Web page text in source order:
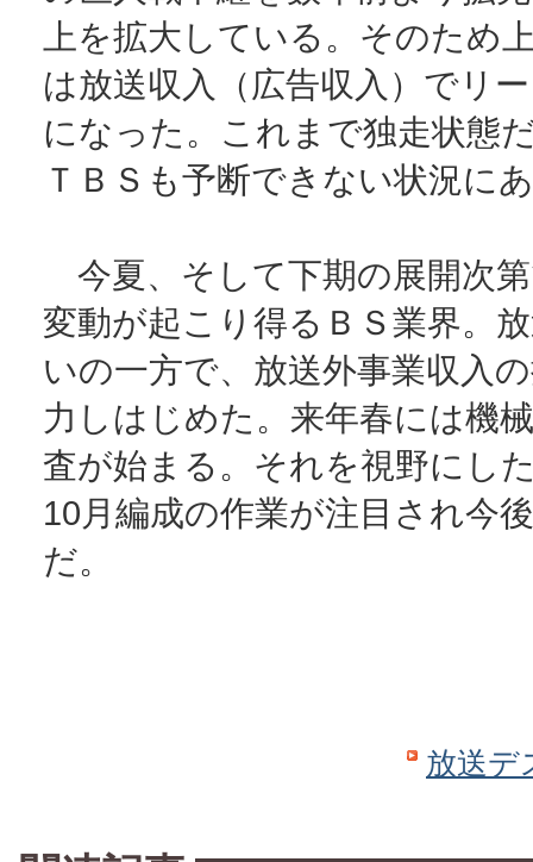
上を拡大している。そのため
は放送収入（広告収入）でリ
になった。これまで独走状態
ＴＢＳも予断できない状況に
今夏、そして下期の展開次
変動が起こり得るＢＳ業界。
いの一方で、放送外事業収入
力しはじめた。来年春には機
査が始まる。それを視野にし
10月編成の作業が注目され今
だ。
放送デ